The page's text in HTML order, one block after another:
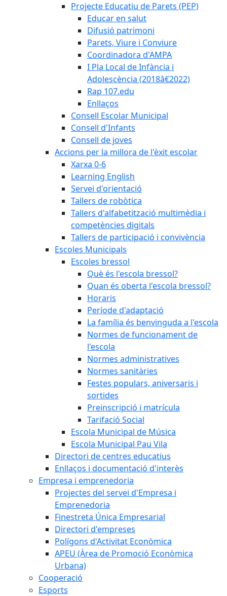
Projecte Educatiu de Parets (PEP)
Educar en salut
Difusió patrimoni
Parets, Viure i Conviure
Coordinadora d'AMPA
I Pla Local de Infància i
Adolescència (2018â€2022)
Rap 107.edu
Enllaços
Consell Escolar Municipal
Consell d'Infants
Consell de joves
Accions per la millora de l'èxit escolar
Xarxa 0-6
Learning English
Servei d'orientació
Tallers de robòtica
Tallers d'alfabetització multimèdia i
competències digitals
Tallers de participació i convivència
Escoles Municipals
Escoles bressol
Què és l'escola bressol?
Quan és oberta l'escola bressol?
Horaris
Període d'adaptació
La família és benvinguda a l'escola
Normes de funcionament de
l'escola
Normes administratives
Normes sanitàries
Festes populars, aniversaris i
sortides
Preinscripció i matrícula
Tarifació Social
Escola Municipal de Música
Escola Municipal Pau Vila
Directori de centres educatius
Enllaços i documentació d'interès
Empresa i emprenedoria
Projectes del servei d'Empresa i
Emprenedoria
Finestreta Única Empresarial
Directori d'empreses
Polígons d'Activitat Econòmica
APEU (Àrea de Promoció Econòmica
Urbana)
Cooperació
Esports